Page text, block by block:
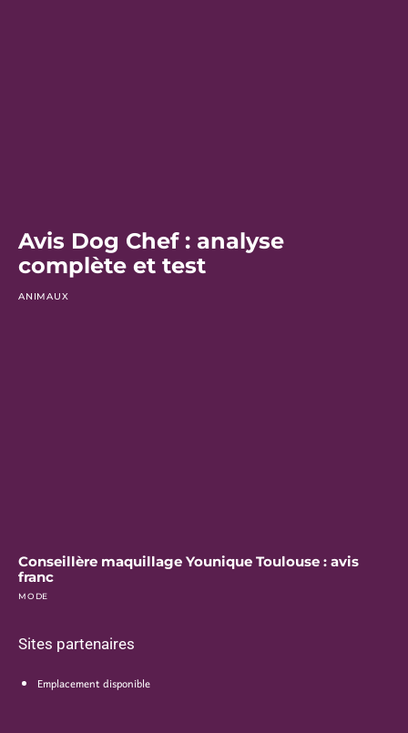
Avis Dog Chef : analyse
complète et test
ANIMAUX
Conseillère maquillage Younique Toulouse : avis
franc
MODE
Sites partenaires
Emplacement disponible